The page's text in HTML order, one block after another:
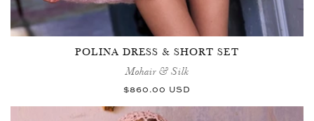
POLINA DRESS & SHORT SET
Mohair & Silk
Normaler
$860.00 USD